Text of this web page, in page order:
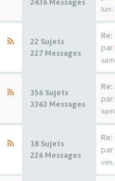
2436 Messages
lun.
22 Sujets
227 Messages
par
356 Sujets
3363 Messages
par
18 Sujets
226 Messages
par